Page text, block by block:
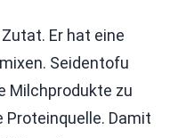
Er hat eine
Seidentofu
Milchprodukte zu
Proteinquelle. Damit